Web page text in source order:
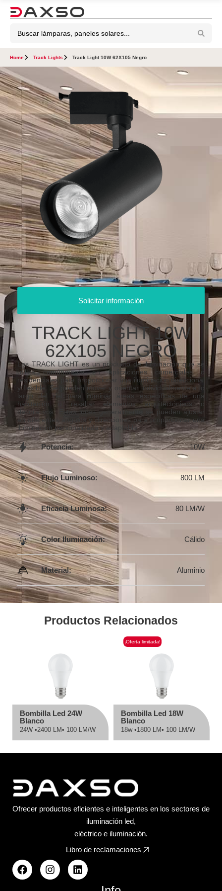
Home Track Lights Track Light 10W 62X105 Negro
Solicitar información
TRACK LIGHT 10W
62X105 NEGRO
Los TRACK LIGHT es un producto de iluminación que se
utiliza comúnmente en aplicaciones comerciales o
residenciales para proporcionar una iluminación direccional
y flexible. Se pueden mover y orientar individualmente a lo
largo del riel para iluminar áreas específicas de una
habitación o resaltar elementos arquitectónicos o
decorativos. Estas luces generalmente se pueden ajustar
en diferentes ángulos y direcciones para proporcionar una
iluminación personalizada y adaptable.
Potencia: 10W
Flujo Luminoso: 800 LM
Eficacia Luminosa: 80 LM/W
Color Iluminación: Cálido
Material: Aluminio
Productos Relacionados
Bombilla Led 24W
Blanco
24W •2400 LM• 100 LM/W
¡Oferta limitada!
Bombilla Led 18W
Blanco
18w •1800 LM• 100 LM/W
Ofrecer productos eficientes e inteligentes en los sectores de
iluminación led,
eléctrico e iluminación.
Libro de reclamaciones